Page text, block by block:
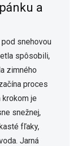
a
snehovou
spôsobili,
zimného
proces
krokom je
snežnej,
fľaky,
Jarná